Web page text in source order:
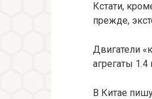
Кстати,
прежде,
Двигатели
агрегаты 1.4
В Китае